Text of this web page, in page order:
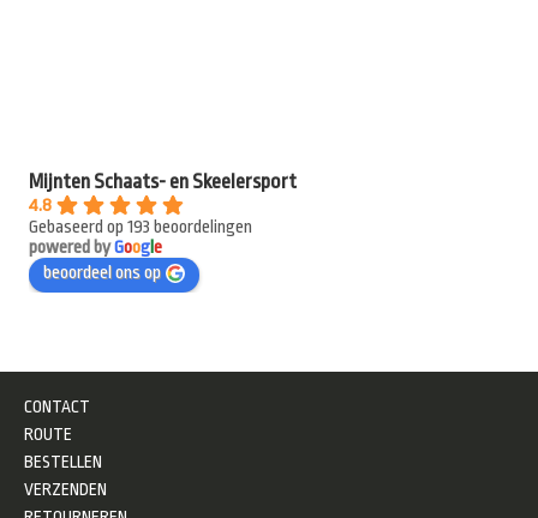
Mijnten Schaats- en Skeelersport
4.8
Gebaseerd op 193 beoordelingen
powered byGooge
beoordeel ons op
CONTACT
ROUTE
BESTELLEN
VERZENDEN